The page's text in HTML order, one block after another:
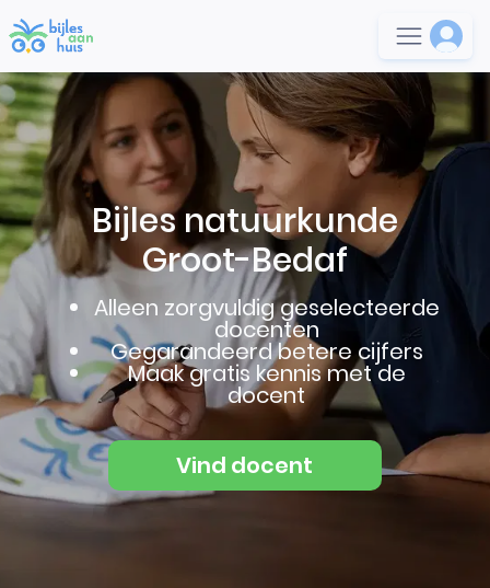
Bijles natuurkunde
Groot-Bedaf
Alleen zorgvuldig geselecteerde
docenten
Gegarandeerd betere cijfers
Maak gratis kennis met de
docent
Vind docent